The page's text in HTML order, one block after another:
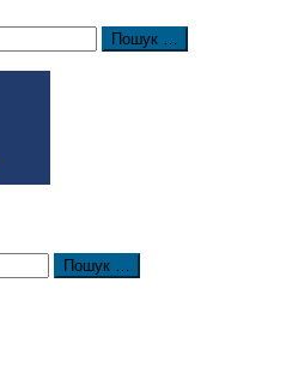
Пошук …
Пошук …